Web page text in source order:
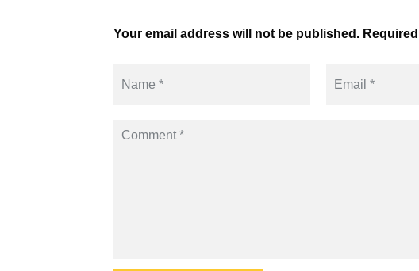
Your email address will not be published.